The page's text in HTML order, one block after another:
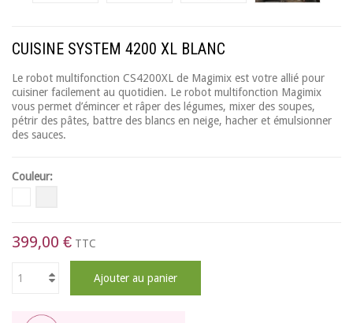
CUISINE SYSTEM 4200 XL BLANC
Le robot multifonction CS4200XL de Magimix est votre allié pour
cuisiner facilement au quotidien. Le robot multifonction Magimix
vous permet d’émincer et râper des légumes, mixer des soupes,
pétrir des pâtes, battre des blancs en neige, hacher et émulsionner
des sauces.
Couleur:
399,00 € TTC
Ajouter au panier